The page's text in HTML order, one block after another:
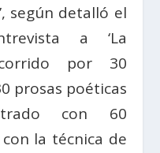
según detalló el
a ‘La
por 30
prosas poéticas
con 60
la técnica de